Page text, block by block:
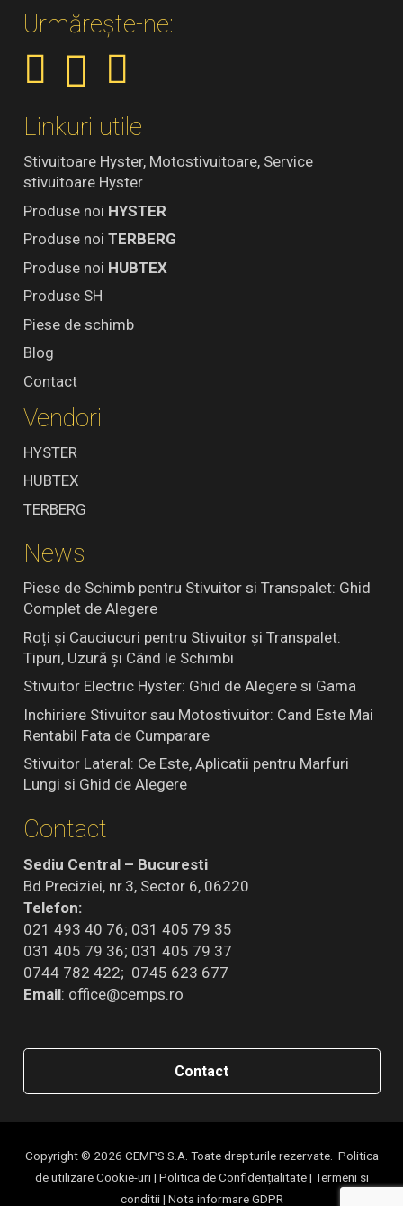
Urmărește-ne:
Linkuri utile
Stivuitoare Hyster, Motostivuitoare, Service
stivuitoare Hyster
Produse noi HYSTER
Produse noi TERBERG
Produse noi HUBTEX
Produse SH
Piese de schimb
Blog
Contact
Vendori
HYSTER
HUBTEX
TERBERG
News
Piese de Schimb pentru Stivuitor si Transpalet: Ghid
Complet de Alegere
Roți și Cauciucuri pentru Stivuitor și Transpalet:
Tipuri, Uzură și Când le Schimbi
Stivuitor Electric Hyster: Ghid de Alegere si Gama
Inchiriere Stivuitor sau Motostivuitor: Cand Este Mai
Rentabil Fata de Cumparare
Stivuitor Lateral: Ce Este, Aplicatii pentru Marfuri
Lungi si Ghid de Alegere
Contact
Sediu Central – Bucuresti
Bd.Preciziei, nr.3, Sector 6, 06220
Telefon:
021 493 40 76; 031 405 79 35
031 405 79 36; 031 405 79 37
0744 782 422; 0745 623 677
Email: office@cemps.ro
Contact
Copyright © 2026 CEMPS S.A. Toate drepturile rezervate. Politica
de utilizare Cookie-uri| Politica de Confidențialitate| Termeni si
conditii| Nota informare GDPR